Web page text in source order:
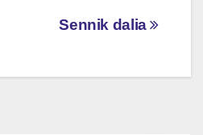
Sennik dalia